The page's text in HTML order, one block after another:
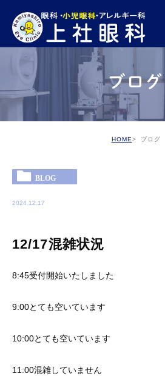
ブログ
HOME ブログ
BLOG
2024.12.17
12/17混雑状況
8:45受付開始いたしました
9:00とても空いています
10:00とても空いています
11:00混雑していません